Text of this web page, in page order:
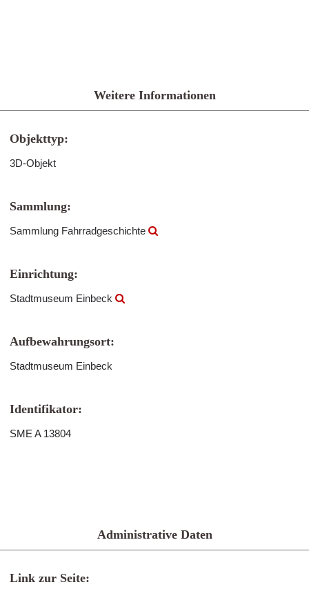
Weitere Informationen
Objekttyp:
3D-Objekt
Sammlung:
Sammlung Fahrradgeschichte
Einrichtung:
Stadtmuseum Einbeck
Aufbewahrungsort:
Stadtmuseum Einbeck
Identifikator:
SME A 13804
Administrative Daten
Link zur Seite: